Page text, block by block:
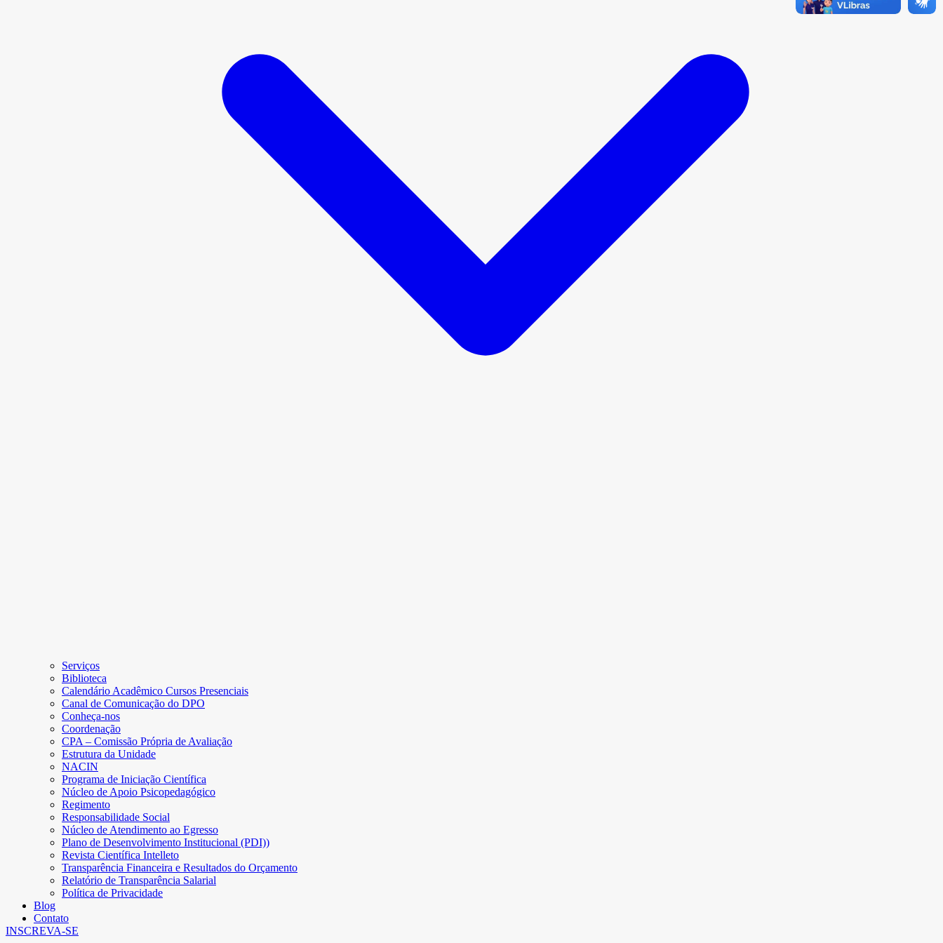
Serviços
Biblioteca
Calendário Acadêmico Cursos Presenciais
Canal de Comunicação do DPO
Conheça-nos
Coordenação
CPA – Comissão Própria de Avaliação
Estrutura da Unidade
NACIN
Programa de Iniciação Científica
Núcleo de Apoio Psicopedagógico
Regimento
Responsabilidade Social
Núcleo de Atendimento ao Egresso
Plano de Desenvolvimento Institucional (PDI))
Revista Científica Intelleto
Transparência Financeira e Resultados do Orçamento
Relatório de Transparência Salarial
Política de Privacidade
Blog
Contato
INSCREVA-SE